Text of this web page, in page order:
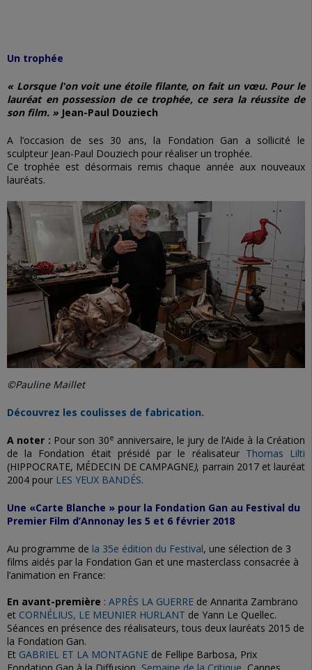
Un trophée
« Lorsque l'on voit une étoile filante, on fait un vœu. Pour le
lauréat en possession de ce trophée, ce sera la réussite de
son film. » Jean-Paul Douziech
A l’occasion de ses 30 ans, la Fondation Gan a sollicité le
sculpteur Jean-Paul Douziech pour réaliser un trophée.
Ce trophée est désormais remis chaque année aux nouveaux
lauréats.
©Pauline Maillet
Découvrez les coulisses de fabrication.
A noter : Pour son 30e anniversaire, le jury de l’Aide à la Création
de la Fondation était présidé par le réalisateur Thomas Lilti
(HIPPOCRATE, MÉDECIN DE CAMPAGNE), parrain 2017 et lauréat
2004 pour LES YEUX BANDÉS.
Une «Carte Blanche » pour la Fondation Gan au Festival du
Premier Film d’Annonay les 5 et 6 février 2018
Au programme de la 35e édition du Festival, une sélection de 3
films aidés par la Fondation Gan et une masterclass consacrée à
l’animation en France:
En avant-première : APRÈS LA GUERRE de Annarita Zambrano
et CORNÉLIUS, LE MEUNIER HURLANT de Yann Le Quellec.
Séances en présence des réalisateurs, tous deux lauréats 2015 de
la Fondation Gan.
Et GABRIEL ET LA MONTAGNE de Fellipe Barbosa, Prix